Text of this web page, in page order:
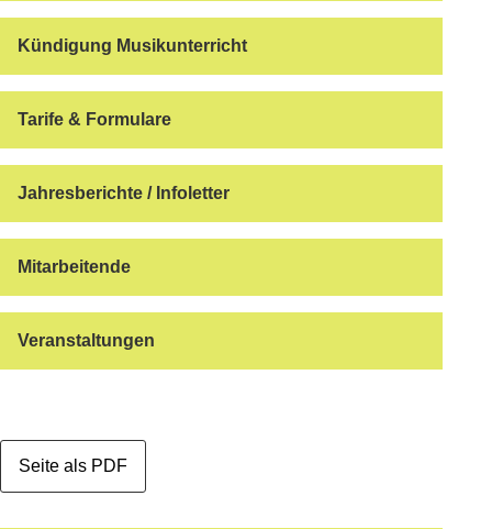
Kündigung Musikunterricht
Tarife & Formulare
Jahresberichte / Infoletter
Mitarbeitende
Veranstaltungen
Seite als PDF